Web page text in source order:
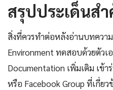
สรุปประเด็นส
สิ่งที่ควรทำต่อหลังอ่านบทควา
Environment ทดสอบด้วยตัวเ
Documentation เพิ่มเติม เข้า
หรือ Facebook Group ที่เกี่ย